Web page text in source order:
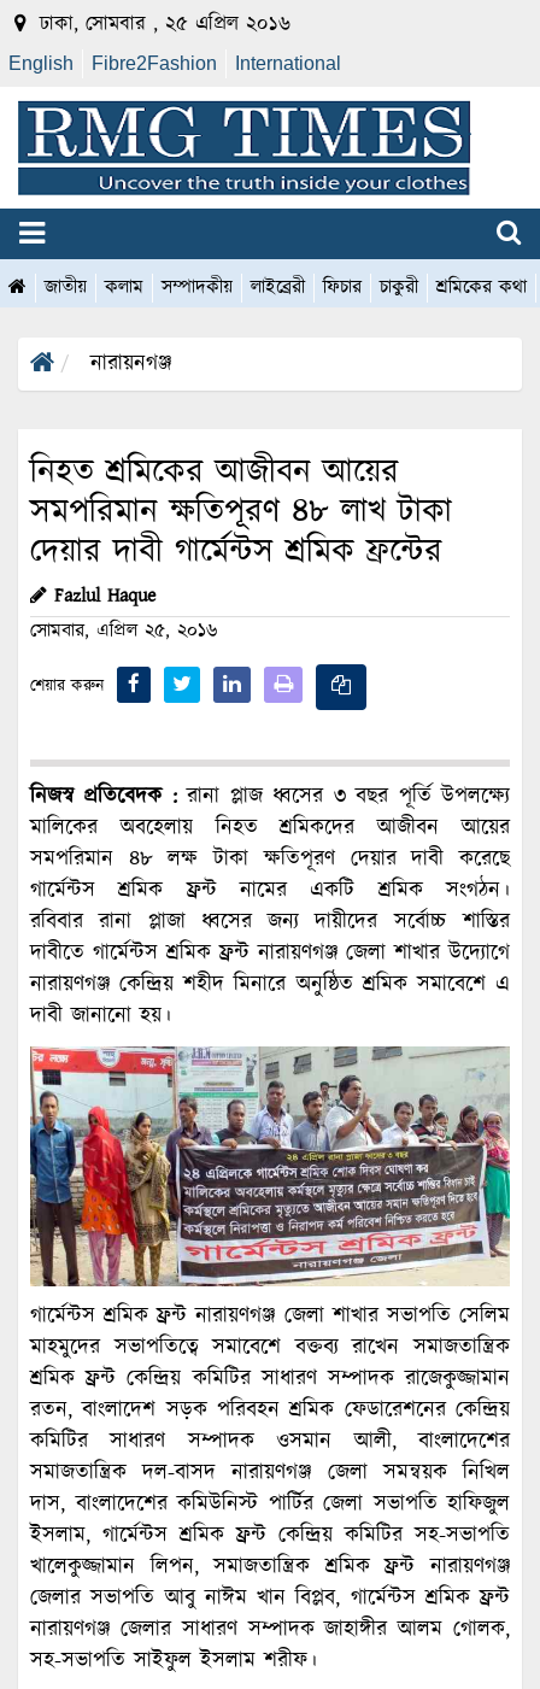
ঢাকা, সোমবার , ২৫ এপ্রিল ২০১৬
English Fibre2Fashion International
জাতীয় কলাম সম্পাদকীয় লাইব্রেরী ফিচার চাকুরী শ্রমিকের কথা
নারায়নগঞ্জ
নিহত শ্রমিকের আজীবন আয়ের
সমপরিমান ক্ষতিপূরণ ৪৮ লাখ টাকা
দেয়ার দাবী গার্মেন্টস শ্রমিক ফ্রন্টের
Fazlul Haque
সোমবার, এপ্রিল ২৫, ২০১৬
শেয়ার করুন
নিজস্ব প্রতিবেদক :রানা প্লাজ ধ্বসের ৩ বছর পূর্তি উপলক্ষ্যে
মালিকের অবহেলায় নিহত শ্রমিকদের আজীবন আয়ের
সমপরিমান ৪৮ লক্ষ টাকা ক্ষতিপূরণ দেয়ার দাবী করেছে
গার্মেন্টস শ্রমিক ফ্রন্ট নামের একটি শ্রমিক সংগঠন।
রবিবার রানা প্লাজা ধ্বসের জন্য দায়ীদের সর্বোচ্চ শাস্তির
দাবীতে গার্মেন্টস শ্রমিক ফ্রন্ট নারায়ণগঞ্জ জেলা শাখার উদ্যোগে
নারায়ণগঞ্জ কেন্দ্রিয় শহীদ মিনারে অনুষ্ঠিত শ্রমিক সমাবেশে এ
দাবী জানানো হয়।
গার্মেন্টস শ্রমিক ফ্রন্ট নারায়ণগঞ্জ জেলা শাখার সভাপতি সেলিম
মাহমুদের সভাপতিত্বে সমাবেশে বক্তব্য রাখেন সমাজতান্ত্রিক
শ্রমিক ফ্রন্ট কেন্দ্রিয় কমিটির সাধারণ সম্পাদক রাজেকুজ্জামান
রতন, বাংলাদেশ সড়ক পরিবহন শ্রমিক ফেডারেশনের কেন্দ্রিয়
কমিটির সাধারণ সম্পাদক ওসমান আলী, বাংলাদেশের
সমাজতান্ত্রিক দল-বাসদ নারায়ণগঞ্জ জেলা সমন্বয়ক নিখিল
দাস, বাংলাদেশের কমিউনিস্ট পার্টির জেলা সভাপতি হাফিজুল
ইসলাম, গার্মেন্টস শ্রমিক ফ্রন্ট কেন্দ্রিয় কমিটির সহ-সভাপতি
খালেকুজ্জামান লিপন, সমাজতান্ত্রিক শ্রমিক ফ্রন্ট নারায়ণগঞ্জ
জেলার সভাপতি আবু নাঈম খান বিপ্লব, গার্মেন্টস শ্রমিক ফ্রন্ট
নারায়ণগঞ্জ জেলার সাধারণ সম্পাদক জাহাঙ্গীর আলম গোলক,
সহ-সভাপতি সাইফুল ইসলাম শরীফ।